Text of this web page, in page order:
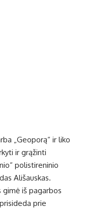
„Geoporą“ ir liko
ir grąžinti
polistireninio
Ališauskas.
gimė iš pagarbos
prie